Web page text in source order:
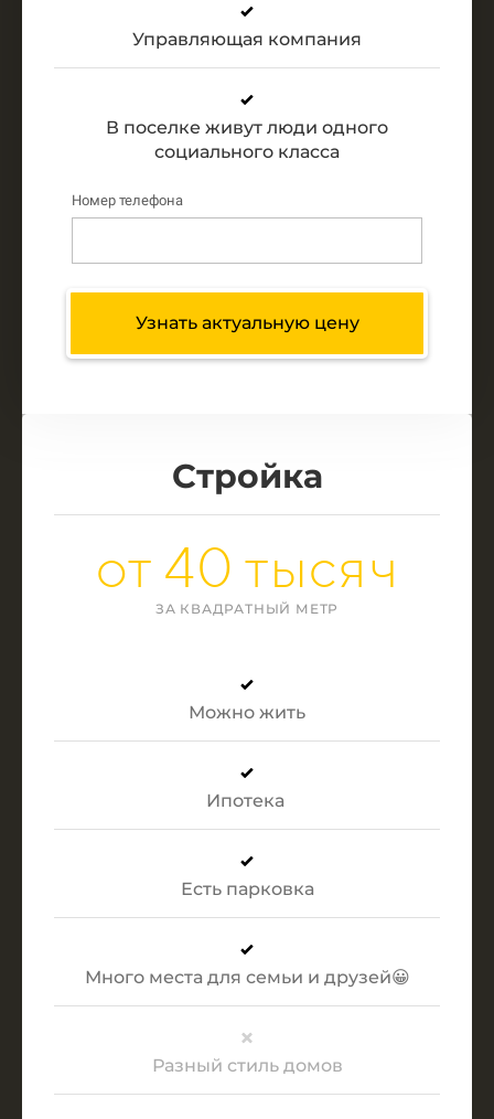
Управляющая компания
В поселке живут люди одного
социального класса
Номер телефона
Узнать актуальную цену
Стройка
от 40 тысяч
ЗА КВАДРАТНЫЙ МЕТР
Можно жить
Ипотека
Есть парковка
Много места для семьи и друзей😀
Разный стиль домов